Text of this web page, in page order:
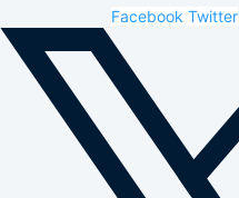
Facebook Twitter